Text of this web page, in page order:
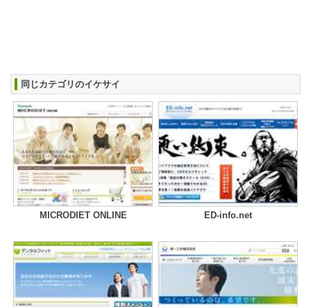
同じカテゴリのイケサイ
MICRODIET ONLINE ED-info.net